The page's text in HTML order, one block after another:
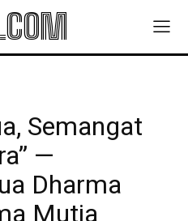
Semangat
—
Dharma
Mutia